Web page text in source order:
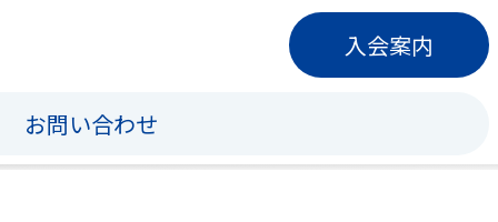
入会案内
お問い合わせ